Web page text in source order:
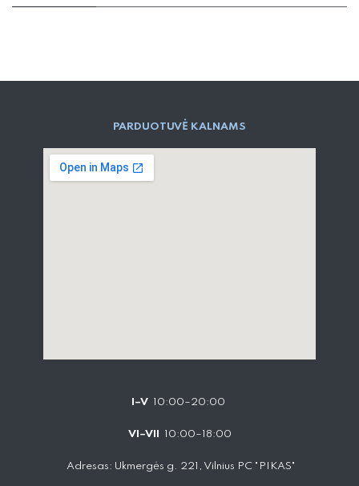
PARD​UOTUVĖ​ KALNAMS
I–V 10:00–20:00
VI–VII 10:00–18:00
Adresas: Ukmergės g. 221, Vilnius PC "PIKAS"